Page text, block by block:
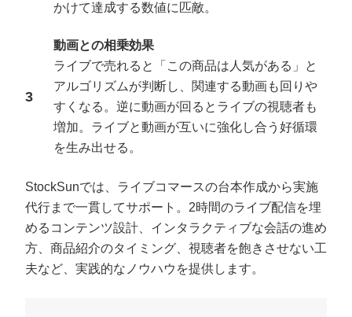
プロに無料相談をする
ドする
StockSun株式会社〒160-0023 東京都新宿区西新宿3丁目8番3号 新
都心丸善ビル7階
サイトマップ プライバシーポリシー
かけて達成する数値に匹敵。
動画との相乗効果
ライブで売れると「この商品は人気がある」と
アルゴリズムが判断し、関連する動画も回りや
すくなる。逆に動画が回るとライブの視聴者も
増加。ライブと動画が互いに強化し合う好循環
を生み出せる。
StockSunでは、ライブコマースの台本作成から実施
代行まで一貫してサポート。2時間のライブ配信を埋
めるコンテンツ設計、インタラクティブな会話の進め
方、商品紹介のタイミング、視聴者を飽きさせない工
夫など、実践的なノウハウを提供します。